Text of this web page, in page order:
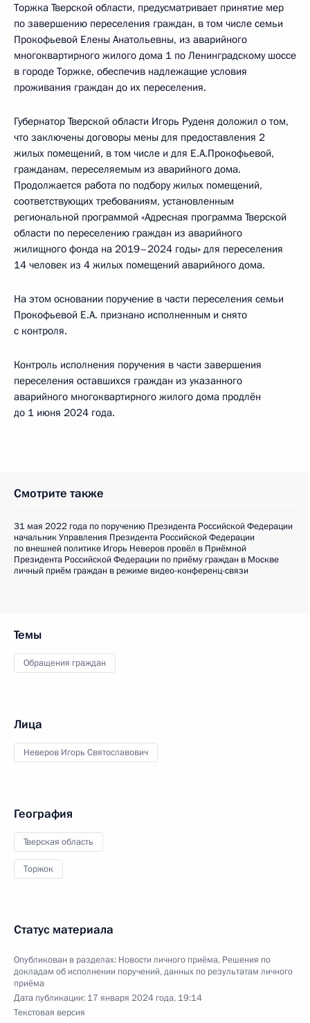
Торжка Тверской области, предусматривает принятие мер
по завершению переселения граждан, в том числе семьи
Прокофьевой Елены Анатольевны, из аварийного
многоквартирного жилого дома 1 по Ленинградскому шоссе
в городе Торжке, обеспечив надлежащие условия
проживания граждан до их переселения.
Губернатор Тверской области Игорь Руденя доложил о том,
что заключены договоры мены для предоставления 2
жилых помещений, в том числе и для Е.А.Прокофьевой,
гражданам, переселяемым из аварийного дома.
Продолжается работа по подбору жилых помещений,
соответствующих требованиям, установленным
региональной программой «Адресная программа Тверской
области по переселению граждан из аварийного
жилищного фонда на 2019–2024 годы» для переселения
14 человек из 4 жилых помещений аварийного дома.
На этом основании поручение в части переселения семьи
Прокофьевой Е.А. признано исполненным и снято
с контроля.
Контроль исполнения поручения в части завершения
переселения оставшихся граждан из указанного
аварийного многоквартирного жилого дома продлён
до 1 июня 2024 года.
Смотрите также
31 мая 2022 года по поручению Президента Российской Федерации
начальник Управления Президента Российской Федерации
по внешней политике Игорь Неверов провёл в Приёмной
Президента Российской Федерации по приёму граждан в Москве
личный приём граждан в режиме видео-конференц-связи
Темы
Обращения граждан
Лица
Неверов Игорь Святославович
География
Тверская область
Торжок
Статус материала
Опубликован в разделах: Новости личного приёма, Решения по
докладам об исполнении поручений, данных по результатам личного
приёма
Дата публикации: 17 января 2024 года, 19:14
Текстовая версия